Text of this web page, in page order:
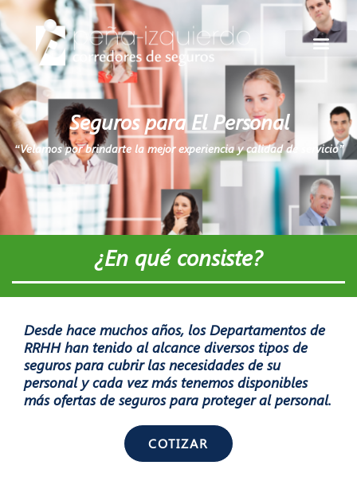
Ir
contenido
Seguros para El Personal
“Velamos por brindarte la mejor experiencia y calidad de servicio”
¿En qué consiste?
Desde hace muchos años, los Departamentos de
RRHH han tenido al alcance diversos tipos de
seguros para cubrir las necesidades de su
personal y cada vez más tenemos disponibles
más ofertas de seguros para proteger al personal.
COTIZAR